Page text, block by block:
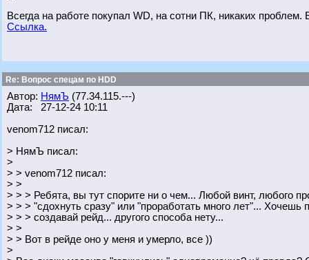
Всегда на работе покупал WD, на сотни ПК, никаких проблем.
Ссылка.
Re: Вопрос спецам по HDD
Автор: НямЪ (77.34.115.---)
Дата: 27-12-24 10:11
venom712 писал:
> НямЪ писал:
>
> > venom712 писал:
> >
> > > Ребята, вы тут спорите ни о чем... Любой винт, любого
> > > "сдохнуть сразу" или "проработать много лет"...
> > > создавай рейд... другого способа нету...
> >
> > Вот в рейде оно у меня и умерло, все ))
>